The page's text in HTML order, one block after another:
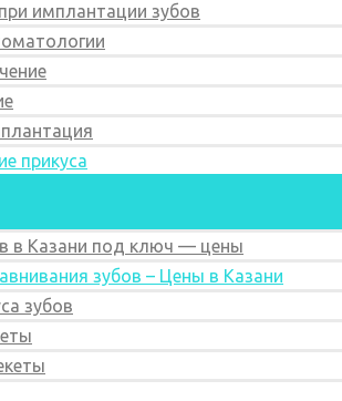
имплантации зубов
прикуса
в Казани под ключ — цены
зубов – Цены в Казани
зубов